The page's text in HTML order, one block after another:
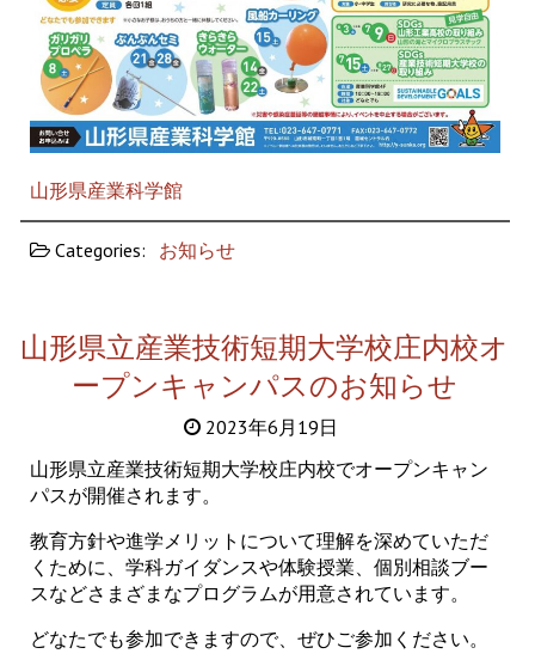
山形県産業科学館
Categories: お知らせ
山形県立産業技術短期大学校庄内校オ
ープンキャンパスのお知らせ
2023年6月19日
山形県立産業技術短期大学校庄内校でオープンキャン
パスが開催されます。
教育方針や進学メリットについて理解を深めていただ
くために、学科ガイダンスや体験授業、個別相談ブー
スなどさまざまなプログラムが用意されています。
どなたでも参加できますので、ぜひご参加ください。